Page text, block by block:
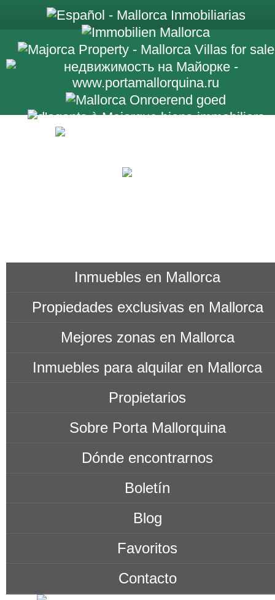
Inmuebles en Mallorca
Propiedades exclusivas en Mallorca
Mejores zonas en Mallorca
Inmuebles para alquilar en Mallorca
Propietarios
Sobre Porta Mallorquina
Dónde encontrarnos
Boletín
Blog
Favoritos
Contacto